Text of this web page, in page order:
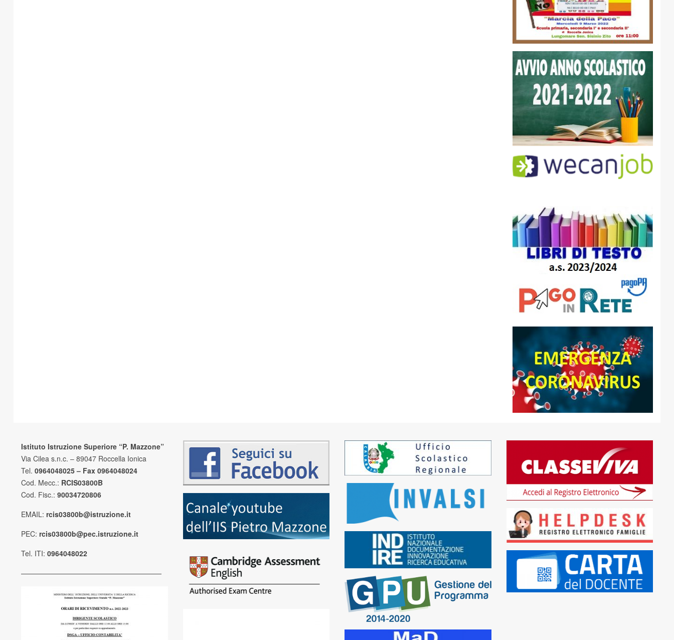
Istituto Istruzione Superiore “P. Mazzone”
Via Cilea s.n.c. – 89047 Roccella Ionica
Tel. 0964048025 – Fax 0964048024
Cod. Mecc.: RCIS03800B
Cod. Fisc.: 90034720806
EMAIL: rcis03800b@istruzione.it
PEC: rcis03800b@pec.istruzione.it
Tel. ITI: 0964048022
————————————————————